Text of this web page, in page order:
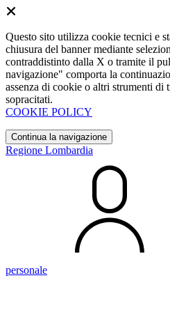
Questo sito utilizza cookie tecnici e
chiusura del banner mediante
contraddistinto dalla X o tramite il
navigazione" comporta la
assenza di cookie o altri strumenti di
sopracitati.
COOKIE POLICY
Continua la navigazione
Regione Lombardia
personale